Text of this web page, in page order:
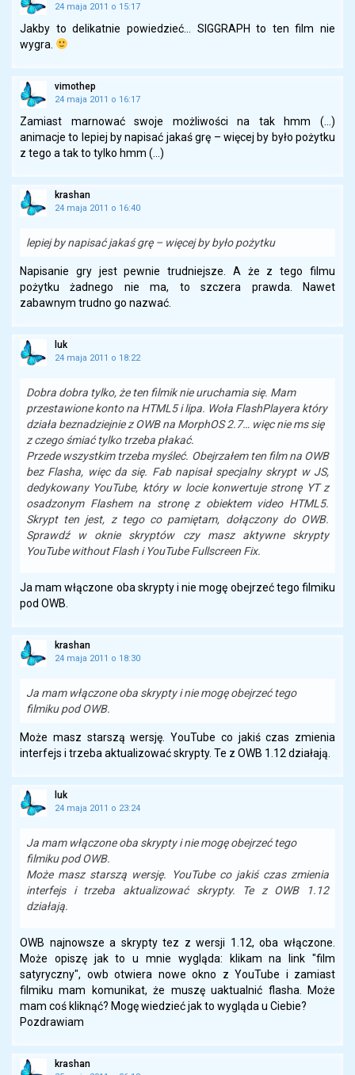
24 maja 2011 o 15:17
Jakby to delikatnie powiedzieć… SIGGRAPH to ten film nie
wygra.
vimothep
24 maja 2011 o 16:17
Zamiast marnować swoje możliwości na tak hmm (…)
animacje to lepiej by napisać jakaś grę – więcej by było pożytku
z tego a tak to tylko hmm (…)
krashan
24 maja 2011 o 16:40
lepiej by napisać jakaś grę – więcej by było pożytku
Napisanie gry jest pewnie trudniejsze. A że z tego filmu
pożytku żadnego nie ma, to szczera prawda. Nawet
zabawnym trudno go nazwać.
luk
24 maja 2011 o 18:22
Dobra dobra tylko, że ten filmik nie uruchamia się. Mam
przestawione konto na HTML5 i lipa. Woła FlashPlayera który
działa beznadziejnie z OWB na MorphOS 2.7… więc nie ms się
z czego śmiać tylko trzeba płakać.
Przede wszystkim trzeba myśleć. Obejrzałem ten film na OWB
bez Flasha, więc da się. Fab napisał specjalny skrypt w JS,
dedykowany YouTube, który w locie konwertuje stronę YT z
osadzonym Flashem na stronę z obiektem video HTML5.
Skrypt ten jest, z tego co pamiętam, dołączony do OWB.
Sprawdź w oknie skryptów czy masz aktywne skrypty
YouTube without Flash iYouTube Fullscreen Fix.
Ja mam włączone oba skrypty i nie mogę obejrzeć tego filmiku
pod OWB.
krashan
24 maja 2011 o 18:30
Ja mam włączone oba skrypty i nie mogę obejrzeć tego
filmiku pod OWB.
Może masz starszą wersję. YouTube co jakiś czas zmienia
interfejs i trzeba aktualizować skrypty. Te z OWB 1.12 działają.
luk
24 maja 2011 o 23:24
Ja mam włączone oba skrypty i nie mogę obejrzeć tego
filmiku pod OWB.
Może masz starszą wersję. YouTube co jakiś czas zmienia
interfejs i trzeba aktualizować skrypty. Te z OWB 1.12
działają.
OWB najnowsze a skrypty tez z wersji 1.12, oba włączone.
Może opiszę jak to u mnie wygląda: klikam na link "film
satyryczny", owb otwiera nowe okno z YouTube i zamiast
filmiku mam komunikat, że muszę uaktualnić flasha. Może
mam coś kliknąć? Mogę wiedzieć jak to wygląda u Ciebie?
Pozdrawiam
krashan